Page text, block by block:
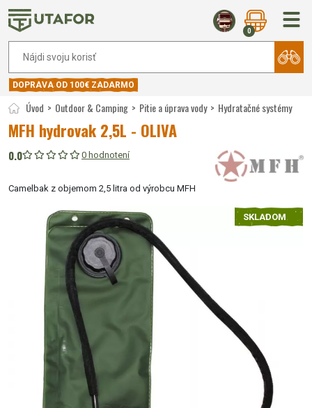
0
DOPRAVA OD 100€ ZADARMO
Úvod Outdoor & Camping Pitie a úprava vody Hydratačné systémy
MFH hydrovak 2,5L - OLIVA
0.0 0 hodnotení
Camelbak z objemom 2,5 litra od výrobcu MFH
SKLADOM